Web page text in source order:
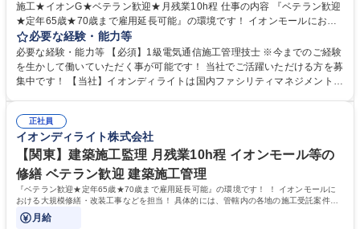
施工★イオンG★ベテラン歓迎★月残業10h程 仕事の内容 『ベテラン歓迎
★定年65歳★70歳まで雇用延長可能』の環境です！ イオンモールにおけ
る大規模修繕・改装工事などを担当して頂きます。 具体的には、管轄内の
各地の施工受託案件を担当いただきゼネコン、 施工業者との折衝、現地で
の作業管理等を行います！ 【業務】■工事実施前の準備（各種書類申請／
工程表等スケジュール確認）■工事実施期間における施工管理（安全／品
す。WLBも意識しつつ安定性の高い当社で是非経験を生かしてみません
か！ 募集職種 【東北/施工監理】1級電気通信施工★イオンG★ベテラン歓
迎★月残業10h程
必要な経験・能力等
必要な経験・能力等 【必須】1級電気通信施工管理技士 ※今までのご経験
を生かして働いていただく事が可能です！ 当社でご活躍いただける方を募
集中です！ 【当社】イオンディライトは国内ファシリティマネジメント業
を提供しています。 学歴・資格 学歴：大学院 大学 高専 短大 専修学校 高
校 語学力： 資格：
正社員
イオンディライト株式会社
【関東】建築施工監理 月残業10h程 イオンモール等の
修繕 ベテラン歓迎 建築施工管理
『ベテラン歓迎★定年65歳★70歳まで雇用延長可能』の環境です！ ！ イオンモールに
おける大規模修繕・改装工事などを担当！ 具体的には、管轄内の各地の施工受託案件を
担当いただきゼネコン、
月給